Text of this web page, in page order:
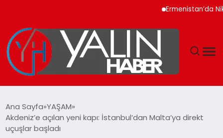
Ermenistan’da Nikol
SPOR
Ana Sayfa YAŞAM
Akdeniz’e açılan yeni kapı: İstanbul’dan Malta’ya direkt
uçuşlar başladı